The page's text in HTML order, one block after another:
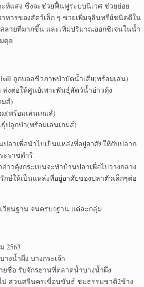
ห์แสง ซึ่งจะช่วยฟื้นฟูระบบนิเวศ ช่วยย่อย
หารของสัตว์เล็ก ๆ ช่วยเพิ่มจุลินทรีย์ชนิดดีใน
ลายที่มากขึ้น และเพิ่มปริมาณออกซิเจนในน้ำ
ดุล
ลูกบอลชีวภาพบำบัดน้ำเสีย(พร้อมเล่น)
งต่อให้ศูนย์เพาะพันธุ์สัตว์น้ำอ่าวคุ้ง
มส์)
(พร้อมเล่นเกมส์)
ปลูกป่า(พร้อมเล่นเกมส์)
ลาเพื่อนำไปเป็นแหล่งที่อยู่อาศัยให้กับปลาก
ะราชดำริ
าวคุ้งกระเบนจะทำบ้านปลาเพื่อไปวางกลาง
กษ์ให้เป็นแหล่งที่อยู่อาศัยของปลาตัวเล็กๆต่อ
วียนฐาน จนครบ4ฐาน แต่ละกลุ่ม
2563
งน้ำผึ่ง บางกระเจ้า
ยชื่อ รับจักรยานที่ตลาดน้ำบางน้ำผึ่ง
ป สวนศรีนครเขื่อนขันธ์ ชมธรรมชาติ2ข้าง